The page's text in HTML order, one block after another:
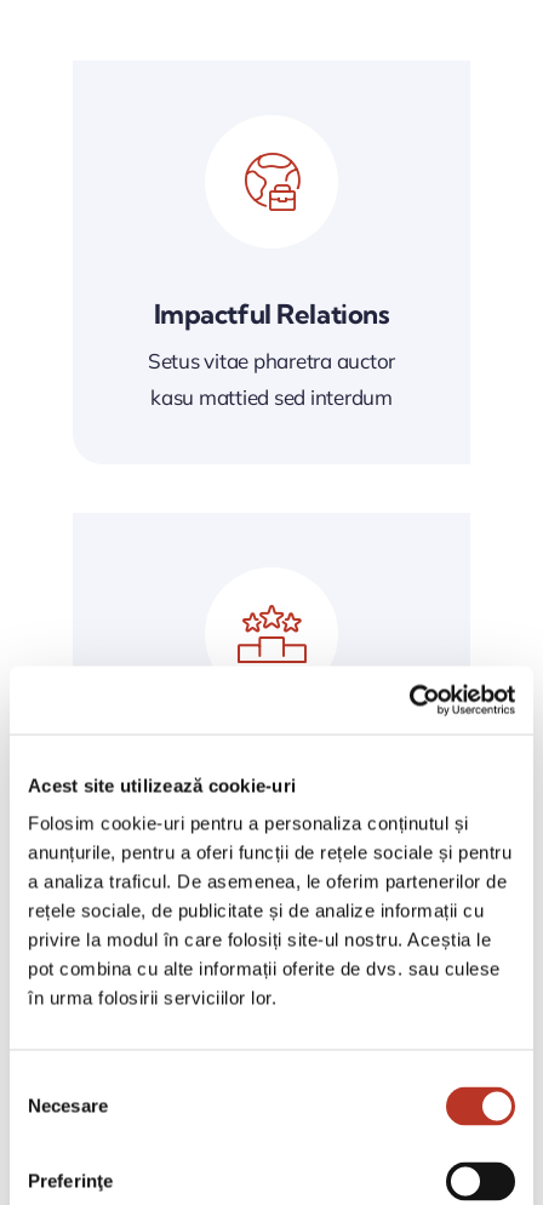
Acest site utilizează cookie-uri
Folosim cookie-uri pentru a personaliza conținutul și
anunțurile, pentru a oferi funcții de rețele sociale și pentru
a analiza traficul. De asemenea, le oferim partenerilor de
rețele sociale, de publicitate și de analize informații cu
privire la modul în care folosiți site-ul nostru. Aceștia le
pot combina cu alte informații oferite de dvs. sau culese
în urma folosirii serviciilor lor.
consimțământului
Necesare
Preferinţe
Impactful Relations
Setus vitae pharetra auctor
kasu mattied sed interdum
Setus vitae pharetra auctor
kasu mattied sed interdum
Ut ultrices ultrices enim. Curabitur sit amet
sollicitudin massa. Cras metus. Sed aliquet
quisque nisl felis venenatis tristique